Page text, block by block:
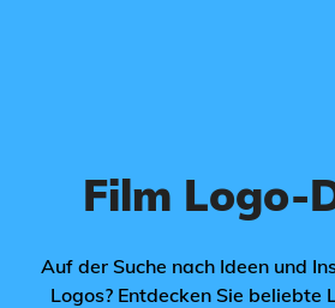
Film Logo-
Auf der Suche nach Ideen und
Logos? Entdecken Sie beliebte